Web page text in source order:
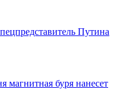
Путина
магнитная буря нанесет